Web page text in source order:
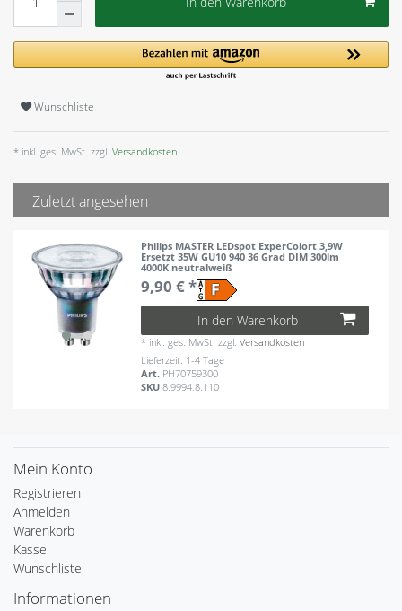
Wunschliste
* inkl. ges. MwSt. zzgl. Versandkosten
Zuletzt angesehen
Philips MASTER LEDspot ExperColort 3,9W
Ersetzt 35W GU10 940 36 Grad DIM 300lm
4000K neutralweiß
9,90 € *
In den Warenkorb
* inkl. ges. MwSt. zzgl.Versandkosten
Lieferzeit: 1-4 Tage
Art. PH70759300
SKU8.9994.8.110
Mein Konto
Registrieren
Anmelden
Warenkorb
Kasse
Wunschliste
Informationen